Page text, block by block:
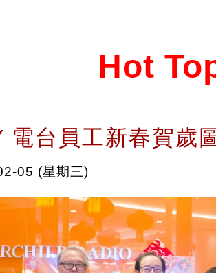
Hot
電台員工新春賀歲
05 (星期三)